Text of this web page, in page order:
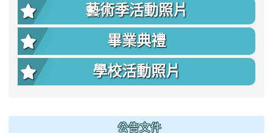
藝術季活動照片
畢業典禮
學校活動照片
公告文件